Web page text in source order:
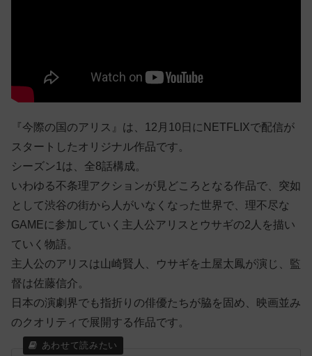
『今際の国のアリス』は、12月10日にNETFLIXで配信が
スタートしたオリジナル作品です。
シーズン1は、全8話構成。
いわゆる不条理アクションが見どころとなる作品で、突如
として渋谷の街から人がいなくなった世界で、理不尽な
GAMEに参加していく主人公アリスとウサギの2人を描い
ていく物語。
主人公のアリスは山崎賢人、ウサギを土屋太鳳が演じ、監
督は佐藤信介。
日本の演劇界でも指折りの俳優たちが脇を固め、映画並み
のクオリティで展開する作品です。